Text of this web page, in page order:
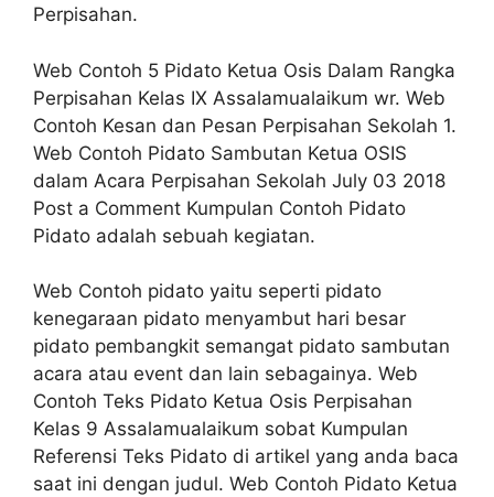
Perpisahan.
Web Contoh 5 Pidato Ketua Osis Dalam Rangka
Perpisahan Kelas IX Assalamualaikum wr. Web
Contoh Kesan dan Pesan Perpisahan Sekolah 1.
Web Contoh Pidato Sambutan Ketua OSIS
dalam Acara Perpisahan Sekolah July 03 2018
Post a Comment Kumpulan Contoh Pidato
Pidato adalah sebuah kegiatan.
Web Contoh pidato yaitu seperti pidato
kenegaraan pidato menyambut hari besar
pidato pembangkit semangat pidato sambutan
acara atau event dan lain sebagainya. Web
Contoh Teks Pidato Ketua Osis Perpisahan
Kelas 9 Assalamualaikum sobat Kumpulan
Referensi Teks Pidato di artikel yang anda baca
saat ini dengan judul. Web Contoh Pidato Ketua